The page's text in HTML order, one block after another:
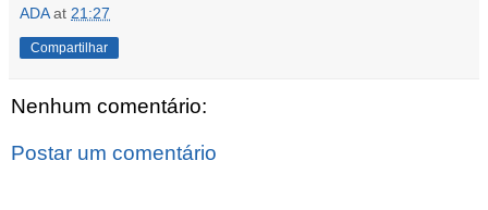
ADA at 21:27
Compartilhar
Nenhum comentário:
Postar um comentário